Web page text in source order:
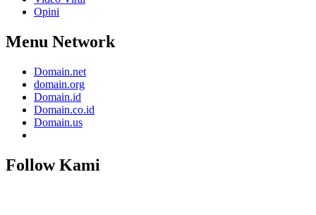
Opini
Menu Network
Domain.net
domain.org
Domain.id
Domain.co.id
Domain.us
Follow Kami